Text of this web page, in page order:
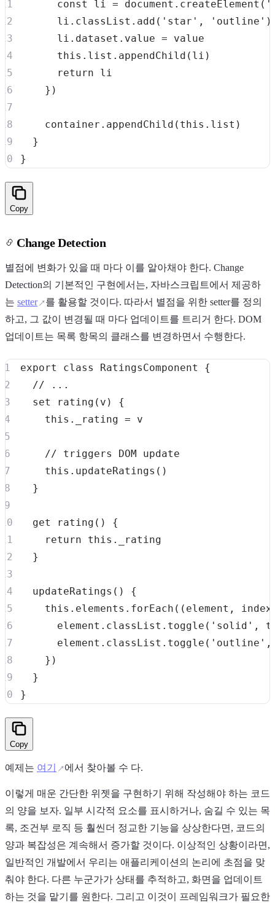
const li = document . createElement (
      li
. classList . add ( 'star' , 'outline' )
      li
. dataset . value =
this . list . appendChild ( li )
return
} )
    container
. appendChild ( this . list )
}
}
Copy
Change Detection
별점에 변화가 있을 때 마다 이를 알아채야 한다. Change
Detection의 기본적인 구현에서는, 자바스크립트에서 제공하
는 setter
를 활용할 것이다. 따라서 별점을 위한 setter를 정의
하고, 그 값이 변경될 때 마다 업데이트를 트리거 한다. DOM
업데이트는 목록 항목의 클래스를 변경하면서 수행한다.
export class RatingsComponent
{
// ...
set
rating ( v )
{
this . _rating =
// triggers DOM update
this . updateRatings ( )
}
get rating ( )
{
return
this .
_rating
}
updateRatings ( )
{
this . elements . forEach ( ( element , index
      element
. classList . toggle ( 'solid' ,
      element
. classList . toggle ( 'outline' ,
} )
}
}
Copy
예제는 여기 에서 찾아볼 수 다.
이렇게 매운 간단한 위젯을 구현하기 위해 작성해야 하는 코드
의 양을 보자. 일부 시각적 요소를 표시하거나, 숨길 수 있는 목
록, 조건부 로직 등 훨씬더 정교한 기능을 상상한다면, 코드의
양과 복잡성은 계속해서 증가할 것이다. 이상적인 상황이라면,
일반적인 개발에서 우리는 애플리케이션의 논리에 초점을 맞
춰야 한다. 다른 누군가가 상태를 추적하고, 화면을 업데이트
하는 것을 맡기를 원한다. 그리고 이것이 프레임워크가 필요한